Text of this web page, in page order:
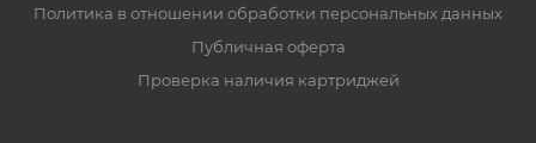
Политика в отношении обработки персональных данных
Публичная оферта
Проверка наличия картриджей